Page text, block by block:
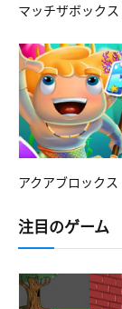
マッチザボックス
アクアブロックス
注目のゲーム